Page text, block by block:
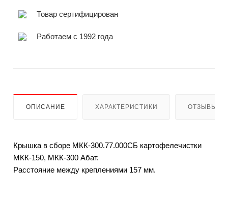
Товар сертифицирован
Работаем с 1992 года
ОПИСАНИЕ ХАРАКТЕРИСТИКИ ОТЗЫВЫ
Крышка в сборе МКК-300.77.000СБ картофелечистки
МКК-150, МКК-300 Абат.
Расстояние между креплениями 157 мм.